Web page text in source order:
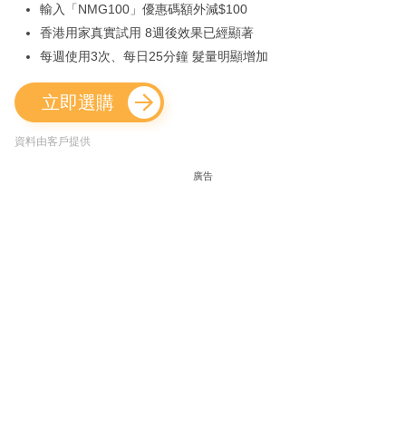
輸入「NMG100」優惠碼額外減$100
香港用家真實試用 8週後效果已經顯著
每週使用3次、每日25分鐘 髮量明顯增加
立即選購
資料由客戶提供
廣告